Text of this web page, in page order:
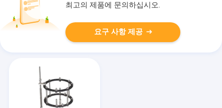
최고의 제품에 문의하십시오.
요구 사항 제공